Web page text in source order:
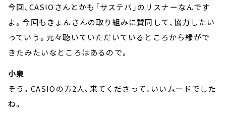
今回、CASIOさんとかも「サステバ」のリスナーなんです
よ。今回もきょんさんの取り組みに賛同して、協力したい
っていう。元々聴いていただいているところから縁がで
きたみたいなところはあるので。
小泉
そう。CASIOの方2人、来てくださって、いいムードでした
ね。